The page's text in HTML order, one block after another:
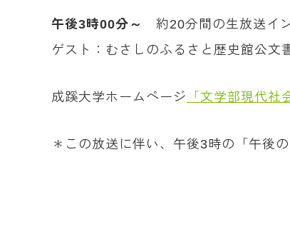
午後3時00分～
約20分間の生放送イ
ゲスト：むさしのふるさと歴史館公文
成蹊大学ホームページ 「文学部現代
＊この放送に伴い、午後3時の「午後